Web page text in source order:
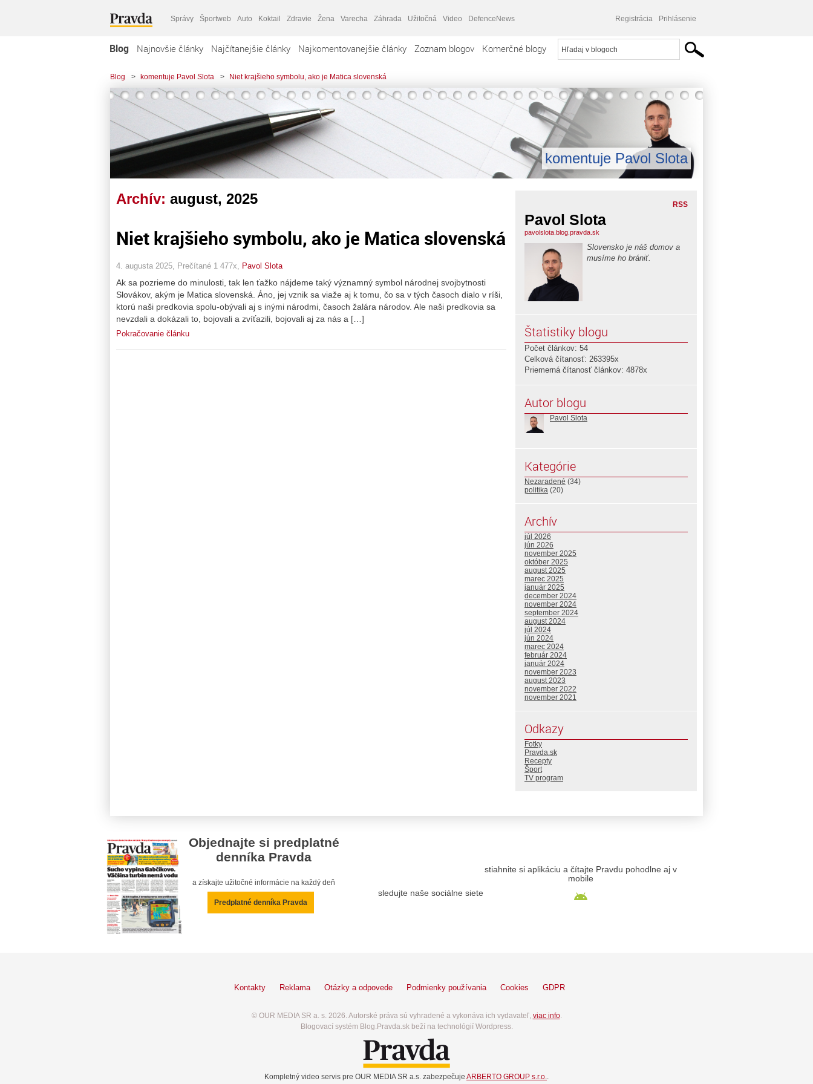
Správy Športweb Auto Koktail Zdravie Žena Varecha Záhrada Užitočná Video DefenceNews Registrácia Prihlásenie
Blog Najnovšie články Najčítanejšie články Najkomentovanejšie články Zoznam blogov Komerčné blogy
Blog > komentuje Pavol Slota > Niet krajšieho symbolu, ako je Matica slovenská
komentuje Pavol Slota
Archív: august, 2025
Niet krajšieho symbolu, ako je Matica slovenská
4. augusta 2025, Prečítané 1 477x, Pavol Slota
Ak sa pozrieme do minulosti, tak len ťažko nájdeme taký významný symbol národnej svojbytnosti
Slovákov, akým je Matica slovenská. Áno, jej vznik sa viaže aj k tomu, čo sa v tých časoch dialo v ríši,
ktorú naši predkovia spolu-obývali aj s inými národmi, časoch žalára národov. Ale naši predkovia sa
nevzdali a dokázali to, bojovali a zvíťazili, bojovali aj za nás a […]
Pokračovanie článku
RSS
Pavol Slota
pavolslota.blog.pravda.sk
Slovensko je náš domov a
musíme ho brániť.
Štatistiky blogu
Počet článkov: 54
Celková čítanosť: 263395x
Priemerná čítanosť článkov: 4878x
Autor blogu
Pavol Slota
Kategórie
Nezaradené (34)
politika (20)
Archív
júl 2026
jún 2026
november 2025
október 2025
august 2025
marec 2025
január 2025
december 2024
november 2024
september 2024
august 2024
júl 2024
jún 2024
marec 2024
február 2024
január 2024
november 2023
august 2023
november 2022
november 2021
Odkazy
Fotky
Pravda.sk
Recepty
Šport
TV program
Objednajte si predplatné
denníka Pravda
a získajte užitočné informácie na každý deň
Predplatné denníka Pravda
sledujte naše sociálne siete
stiahnite si aplikáciu a čítajte Pravdu pohodlne aj v
mobile
Kontakty Reklama Otázky a odpovede Podmienky používania Cookies GDPR
© OUR MEDIA SR a. s. 2026. Autorské práva sú vyhradené a vykonáva ich vydavateľ, viac info.
Blogovací systém Blog.Pravda.sk beží na technológií Wordpress.
Kompletný video servis pre OUR MEDIA SR a.s. zabezpečuje ARBERTO GROUP s.r.o..